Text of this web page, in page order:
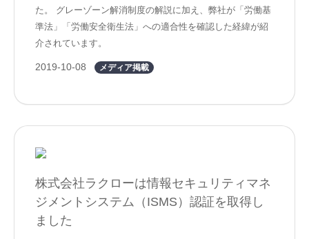
た。 グレーゾーン解消制度の解説に加え、弊社が「労働基
準法」「労働安全衛生法」への適合性を確認した経緯が紹
介されています。
2019-10-08 メディア掲載
株式会社ラクローは情報セキュリティマネ
ジメントシステム（ISMS）認証を取得し
ました